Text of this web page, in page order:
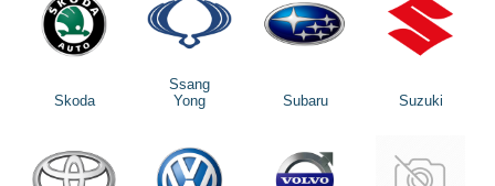
Skoda
Ssang
Yong
Subaru Suzuki